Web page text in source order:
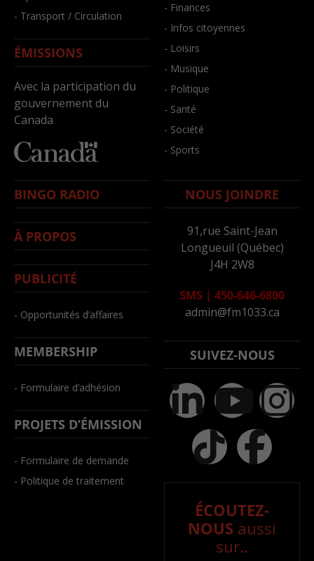
- Transport / Circulation
ÉMISSIONS
Avec la participation du
gouvernement du
Canada
- Finances
- Infos citoyennes
- Loisirs
- Musique
- Politique
- Santé
- Société
- Sports
BINGO RADIO
À PROPOS
PUBLICITÉ
- Opportunités d’affaires
MEMBERSHIP
- Formulaire d’adhésion
PROJETS D’ÉMISSION
- Formulaire de demande
- Politique de traitement
NOUS JOINDRE
91,rue Saint-Jean
Longueuil (Québec)
J4H 2W8
SMS | 450-646-6800
admin@fm1033.ca
SUIVEZ-NOUS
ÉCOUTEZ-
NOUS aussi
sur..